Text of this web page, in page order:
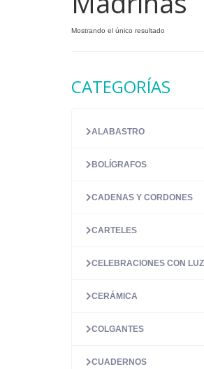
Mostrando el único resultado
CATEGORÍAS
ALABASTRO
BOLÍGRAFOS
CADENAS Y CORDONES
CARTELES
CELEBRACIONES CON LUZ
CERÁMICA
COLGANTES
CUADERNOS